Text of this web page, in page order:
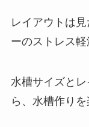
レイアウトは
ーのストレス軽
水槽サイズと
ら、水槽作りを